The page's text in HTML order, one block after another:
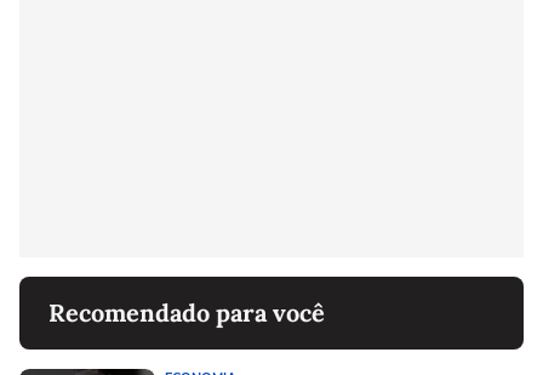
Recomendado para você